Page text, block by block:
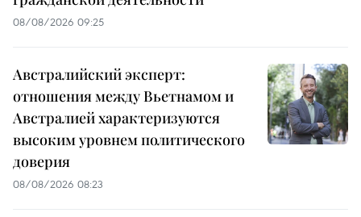
08/08/2026 09:25
Австралийский эксперт:
отношения между Вьетнамом и
Австралией характеризуются
высоким уровнем политического
доверия
08/08/2026 08:23